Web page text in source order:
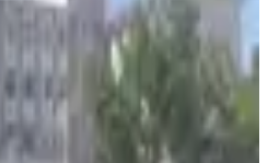
DANIŞMANLIK
PUSULA